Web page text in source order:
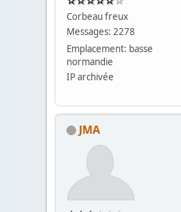
Corbeau freux
Messages: 2278
Emplacement: basse
normandie
IP archivée
JMA